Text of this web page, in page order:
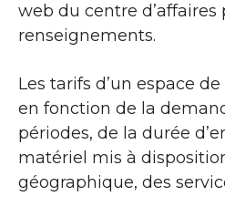
web du centre d’affaires
renseignements.
Les tarifs d’un espace
en fonction de la
périodes, de la durée
matériel mis à
géographique, des